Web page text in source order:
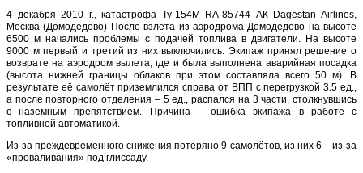
4 декабря 2010 г., катастрофа Ту-154М RA-85744 АК Dagestan Airlines,
Москва (Домодедово) После взлёта из аэродрома Домодедово на высоте
6500 м начались проблемы с подачей топлива в двигатели. На высоте
9000 м первый и третий из них выключились. Экипаж принял решение о
возврате на аэродром вылета, где и была выполнена аварийная посадка
(высота нижней границы облаков при этом составляла всего 50 м). В
результате её самолёт приземлился справа от ВПП с перегрузкой 3.5 ед.,
а после повторного отделения – 5 ед., распался на 3 части, столкнувшись
с наземным препятствием. Причина – ошибка экипажа в работе с
топливной автоматикой.
Из-за преждевременного снижения потеряно 9 самолётов, из них 6 – из-за
«проваливания» под глиссаду.